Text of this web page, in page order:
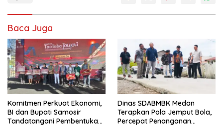
Baca Juga
Komitmen Perkuat Ekonomi,
BI dan Bupati Samosir
Tandatangani Pembentukan
Dinas SDABMBK Medan
Terapkan Pola Jemput Bola,
Percepat Penanganan